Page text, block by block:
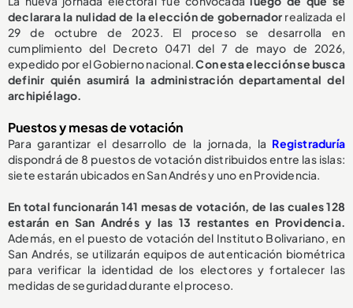
declarara la nulidad de la elección de gobernador realizada el
29 de octubre de 2023. El proceso se desarrolla en
cumplimiento del Decreto 0471 del 7 de mayo de 2026,
expedido por el Gobierno nacional.Con esta elección se busca
definir quién asumirá la administración departamental del
archipiélago.
Puestos y mesas de votación
Para garantizar el desarrollo de la jornada, la Registraduría
dispondrá de 8 puestos de votación distribuidos entre las islas:
siete estarán ubicados en San Andrés y uno en Providencia.
En total funcionarán 141 mesas de votación, de las cuales 128
estarán en San Andrés y las 13 restantes en Providencia.
Además, en el puesto de votación del Instituto Bolivariano, en
San Andrés, se utilizarán equipos de autenticación biométrica
para verificar la identidad de los electores y fortalecer las
medidas de seguridad durante el proceso.